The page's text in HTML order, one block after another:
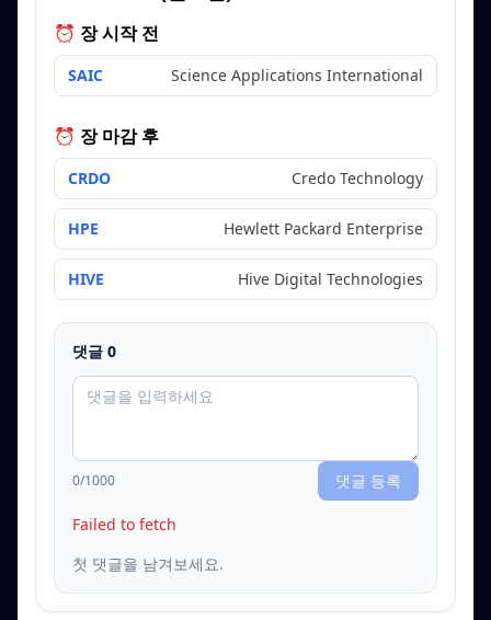
⏰ 장 시작 전
SAIC Science Applications International
⏰ 장 마감 후
CRDO Credo Technology
HPE Hewlett Packard Enterprise
HIVE Hive Digital Technologies
댓글 0
0/1000 댓글 등록
Failed to fetch
첫 댓글을 남겨보세요.